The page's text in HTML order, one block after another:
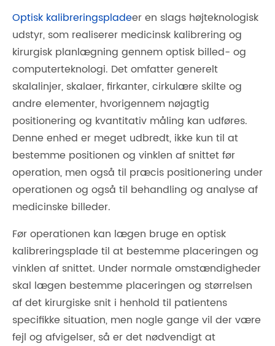
Optisk kalibreringspladeer en slags højteknologisk
udstyr, som realiserer medicinsk kalibrering og
kirurgisk planlægning gennem optisk billed- og
computerteknologi. Det omfatter generelt
skalalinjer, skalaer, firkanter, cirkulære skilte og
andre elementer, hvorigennem nøjagtig
positionering og kvantitativ måling kan udføres.
Denne enhed er meget udbredt, ikke kun til at
bestemme positionen og vinklen af ​​snittet før
operation, men også til præcis positionering under
operationen og også til behandling og analyse af
medicinske billeder.
Før operationen kan lægen bruge en optisk
kalibreringsplade til at bestemme placeringen og
vinklen af ​​snittet. Under normale omstændigheder
skal lægen bestemme placeringen og størrelsen
af ​​det kirurgiske snit i henhold til patientens
specifikke situation, men nogle gange vil der være
fejl og afvigelser, så er det nødvendigt at